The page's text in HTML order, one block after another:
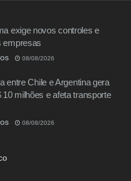
exige novos controles e
empresas
08/08/2026
entre Chile e Argentina gera
10 milhões e afeta transporte
08/08/2026